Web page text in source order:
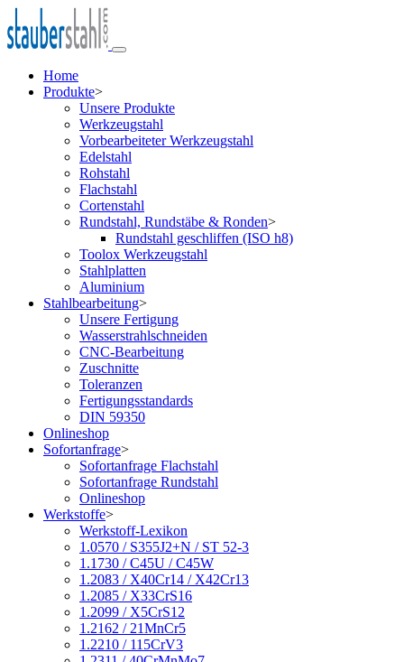
Home
Produkte>
Unsere Produkte
Werkzeugstahl
Vorbearbeiteter Werkzeugstahl
Edelstahl
Rohstahl
Flachstahl
Cortenstahl
Rundstahl, Rundstäbe & Ronden>
Rundstahl geschliffen (ISO h8)
Toolox Werkzeugstahl
Stahlplatten
Aluminium
Stahlbearbeitung>
Unsere Fertigung
Wasserstrahlschneiden
CNC-Bearbeitung
Zuschnitte
Toleranzen
Fertigungsstandards
DIN 59350
Onlineshop
Sofortanfrage>
Sofortanfrage Flachstahl
Sofortanfrage Rundstahl
Onlineshop
Werkstoffe>
Werkstoff-Lexikon
1.0570 / S355J2+N / ST 52-3
1.1730 / C45U / C45W
1.2083 / X40Cr14 / X42Cr13
1.2085 / X33CrS16
1.2099 / X5CrS12
1.2162 / 21MnCr5
1.2210 / 115CrV3